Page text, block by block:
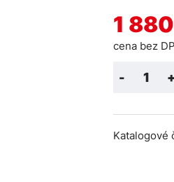
1
cena bez
+
-
Katalogové